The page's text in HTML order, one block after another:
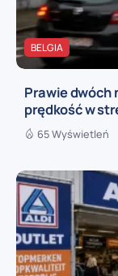
BELGIA
Prawie dwóch
prędkość w
65 Wyświetleń